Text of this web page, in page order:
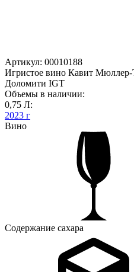
Артикул: 00010188
Игристое вино Кавит Мюллер-
Доломити IGT
Объемы в наличии:
0,75 Л:
2023 г
Вино
Содержание сахара